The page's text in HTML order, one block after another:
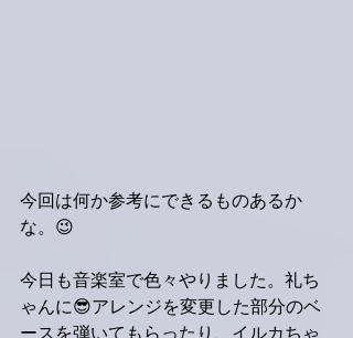
今回は何か参考にできるものあるか
な。😉
今日も音楽室で色々やりました。礼ち
ゃんに😎アレンジを変更した部分のベ